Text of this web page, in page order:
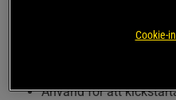
Använd för att
Cookie-